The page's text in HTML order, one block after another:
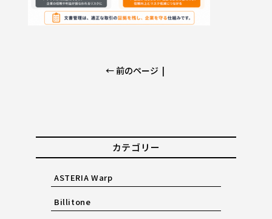
← 前のページ |
カテゴリー
ASTERIA Warp
Billitone